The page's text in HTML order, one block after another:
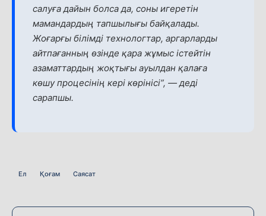
салуға дайын болса да, соны игеретін
мамандардың тапшылығы байқалады.
Жоғарғы білімді технологтар, аргарларды
айтпағанның өзінде қара жұмыс істейтін
азаматтардың жоқтығы ауылдан қалаға
көшу процесінің кері көрінісі”, — деді
сарапшы.
Ел Қоғам Саясат